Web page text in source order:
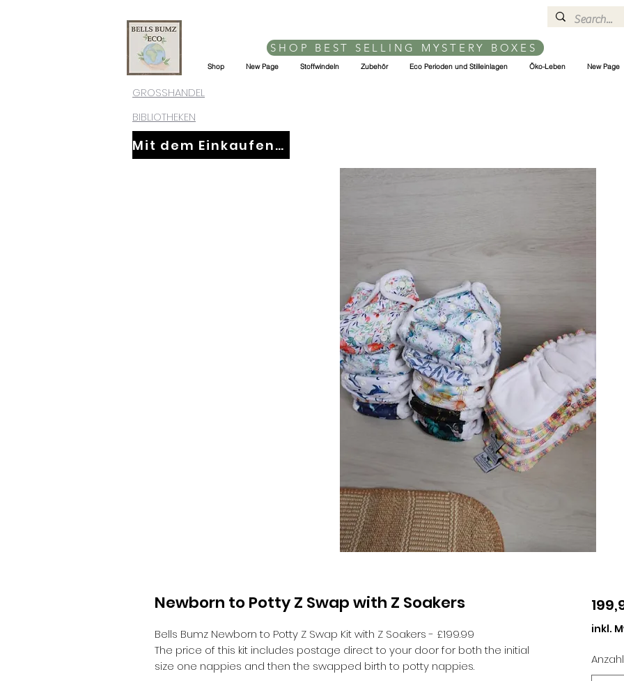
SHOP BEST SELLING MYSTERY BOXES
Shop New Page Stoffwindeln Zubehör Eco Perioden und Stilleinlagen Öko-Leben New Page
GROSSHANDEL
BIBLIOTHEKEN
Mit dem Einkaufen fortfahren
Newborn to Potty Z Swap with Z Soakers
Bells Bumz Newborn to Potty Z Swap Kit with Z Soakers - £199.99
The price of this kit includes postage direct to your door for both the initial
size one nappies and then the swapped birth to potty nappies.
inkl.
Anzahl